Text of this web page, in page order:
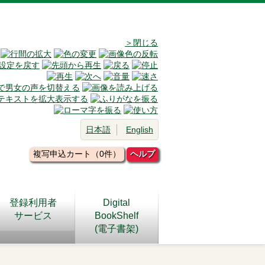
＞閉じる
日本語 English
複写申込カート（0件） ヘルプ
登録利用者
サービス
Digital
BookShelf
(電子書架)